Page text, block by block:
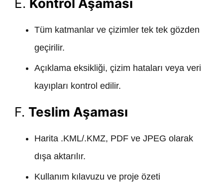
E. Kontrol Aşaması
Tüm katmanlar ve çizimler tek tek gözden
geçirilir.
Açıklama eksikliği, çizim hataları veya veri
kayıpları kontrol edilir.
F. Teslim Aşaması
Harita .KML/.KMZ, PDF ve JPEG olarak
dışa aktarılır.
Kullanım kılavuzu ve proje özeti